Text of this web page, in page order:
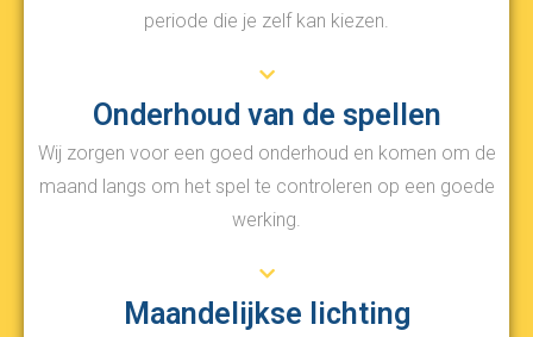
periode die je zelf kan kiezen.
Onderhoud van de spellen
Wij zorgen voor een goed onderhoud en komen om de
maand langs om het spel te controleren op een goede
werking.
Maandelijkse lichting